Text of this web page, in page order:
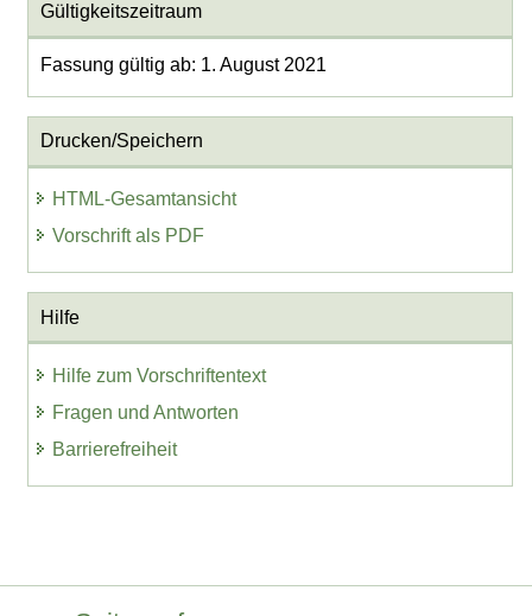
Gültigkeitszeitraum
Fassung gültig ab: 1. August 2021
Drucken/Speichern
HTML-Gesamtansicht
Vorschrift als PDF
Hilfe
Hilfe zum Vorschriftentext
Fragen und Antworten
Barrierefreiheit